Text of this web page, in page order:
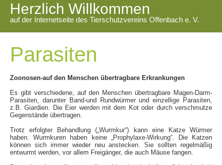
Herzlich Willkommen
auf der Internetseite des Tierschutzvereins Offenbach e. V.
Parasiten
Zoonosen-auf den Menschen übertragbare Erkrankungen
Es gibt verschiedene, auf den Menschen übertragbare Magen-Darm-
Parasiten, darunter Band-und Rundwürmer und einzellige Parasiten,
z.B. Giardien. Die Eier werden mit dem Kot oder durch verschmutze
Gegenstände übertragen.
Trotz erfolgter Behandlung („Wurmkur“) kann eine Katze Würmer
haben. Wurmkuren haben keine „Prophylaxe-Wirkung“. Die Katzen
können sich immer wieder neu anstecken. Sie sollten regelmäßig
entwurmt werden, vor allem Freigänger, die auch Mäuse fangen.